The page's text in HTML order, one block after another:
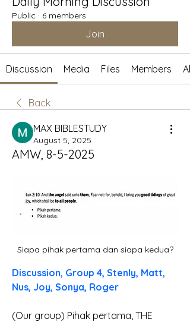
Public · 6 members
Join
Discussion Media Files Members
Back
MAX BIBLESTUDY
August 5, 2025
AMW, 8-5-2025
Siapa pihak pertama dan siapa kedua?
Discussion, Group 4, Stenly, Matt,
Nus, Joy, Sonya, Roger
(Our group) Pihak pertama, THE